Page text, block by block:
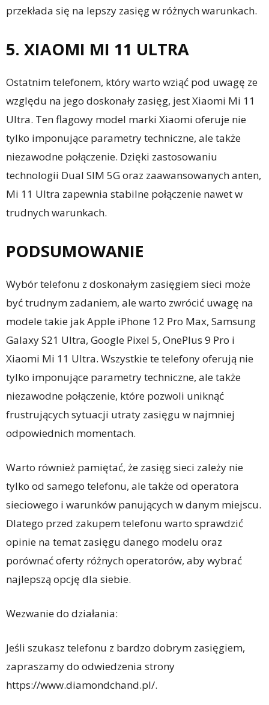
przekłada się na lepszy zasięg w różnych warunkach.
5. XIAOMI MI 11 ULTRA
Ostatnim telefonem, który warto wziąć pod uwagę ze
względu na jego doskonały zasięg, jest Xiaomi Mi 11
Ultra. Ten flagowy model marki Xiaomi oferuje nie
tylko imponujące parametry techniczne, ale także
niezawodne połączenie. Dzięki zastosowaniu
technologii Dual SIM 5G oraz zaawansowanych anten,
Mi 11 Ultra zapewnia stabilne połączenie nawet w
trudnych warunkach.
PODSUMOWANIE
Wybór telefonu z doskonałym zasięgiem sieci może
być trudnym zadaniem, ale warto zwrócić uwagę na
modele takie jak Apple iPhone 12 Pro Max, Samsung
Galaxy S21 Ultra, Google Pixel 5, OnePlus 9 Pro i
Xiaomi Mi 11 Ultra. Wszystkie te telefony oferują nie
tylko imponujące parametry techniczne, ale także
niezawodne połączenie, które pozwoli uniknąć
frustrujących sytuacji utraty zasięgu w najmniej
odpowiednich momentach.
Warto również pamiętać, że zasięg sieci zależy nie
tylko od samego telefonu, ale także od operatora
sieciowego i warunków panujących w danym miejscu.
Dlatego przed zakupem telefonu warto sprawdzić
opinie na temat zasięgu danego modelu oraz
porównać oferty różnych operatorów, aby wybrać
najlepszą opcję dla siebie.
Wezwanie do działania:
Jeśli szukasz telefonu z bardzo dobrym zasięgiem,
zapraszamy do odwiedzenia strony
https://www.diamondchand.pl/.